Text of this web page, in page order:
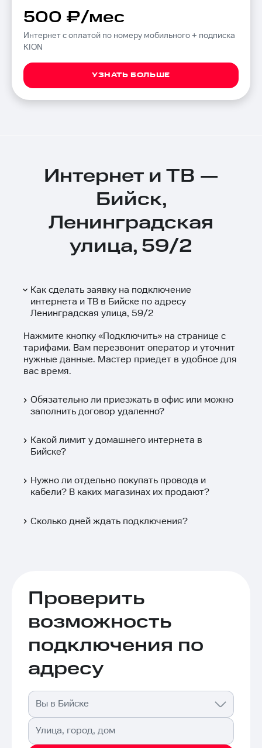
500 ₽/мес
Интернет с оплатой по номеру мобильного + подписка
KION
УЗНАТЬ БОЛЬШЕ
Интернет и ТВ —
Бийск,
Ленинградская
улица, 59/2
Как сделать заявку на подключение
интернета и ТВ в Бийске по адресу
Ленинградская улица, 59/2
Нажмите кнопку «Подключить» на странице с
тарифами. Вам перезвонит оператор и уточнит
нужные данные. Мастер приедет в удобное для
вас время.
Обязательно ли приезжать в офис или можно
заполнить договор удаленно?
Какой лимит у домашнего интернета в
Бийске?
Нужно ли отдельно покупать провода и
кабели? В каких магазинах их продают?
Сколько дней ждать подключения?
Проверить
возможность
подключения по
адресу
Вы в Бийске
Улица, город, дом